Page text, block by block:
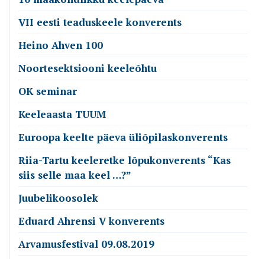
VII eesti teaduskeele konverents
Heino Ahven 100
Noortesektsiooni keeleõhtu
OK seminar
Keeleaasta TUUM
Euroopa keelte päeva üliõpilaskonverents
Riia-Tartu keeleretke lõpukonverents “Kas
siis selle maa keel …?”
Juubelikoosolek
Eduard Ahrensi V konverents
Arvamusfestival 09.08.2019